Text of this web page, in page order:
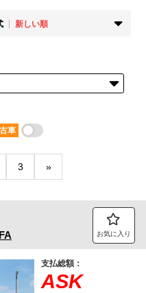
条件
FC会員専用ページはこちら
ログイン
新しい順
安い順
高い順
短い順
車
3 »
お気に入り
支払総額：
ASK